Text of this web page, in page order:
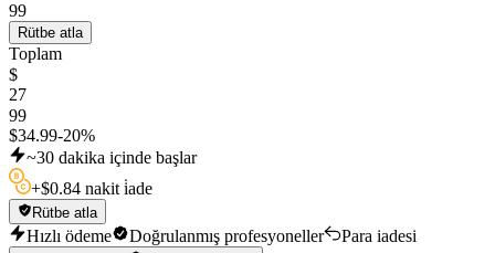
99
Rütbe atla
Toplam
$
27
99
$34.99-20%
~30 dakika içinde başlar
+$0.84 nakit i̇ade
Rütbe atla
Hızlı ödeme Doğrulanmış profesyoneller Para iadesi